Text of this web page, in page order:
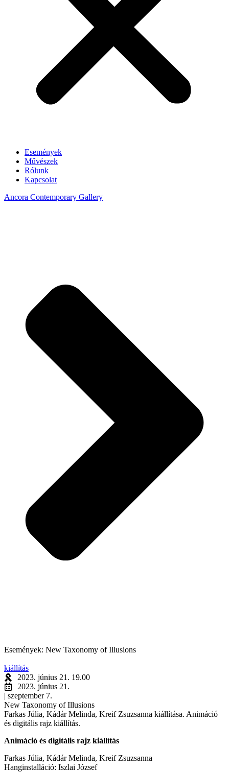
Események
Művészek
Rólunk
Kapcsolat
Ancora Contemporary Gallery
Események: New Taxonomy of Illusions
kiállítás
2023. június 21. 19.00
2023. június 21.
| szeptember 7.
New Taxonomy of Illusions
Farkas Júlia, Kádár Melinda, Kreif Zsuzsanna kiállítása. Animáció
és digitális rajz kiállítás.
Animáció és digitális rajz kiállítás
Farkas Júlia, Kádár Melinda, Kreif Zsuzsanna
Hanginstalláció: Iszlai József